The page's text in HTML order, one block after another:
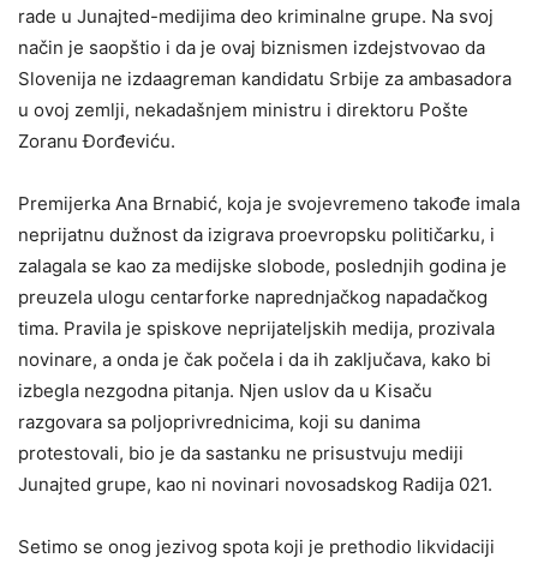
rade u Junajted-medijima deo kriminalne grupe. Na svoj
način je saopštio i da je ovaj biznismen izdejstvovao da
Slovenija ne izdaagreman kandidatu Srbije za ambasadora
u ovoj zemlji, nekadašnjem ministru i direktoru Pošte
Zoranu Đorđeviću.
Premijerka Ana Brnabić, koja je svojevremeno takođe imala
neprijatnu dužnost da izigrava proevropsku političarku, i
zalagala se kao za medijske slobode, poslednjih godina je
preuzela ulogu centarforke naprednjačkog napadačkog
tima. Pravila je spiskove neprijateljskih medija, prozivala
novinare, a onda je čak počela i da ih zaključava, kako bi
izbegla nezgodna pitanja. Njen uslov da u Kisaču
razgovara sa poljoprivrednicima, koji su danima
protestovali, bio je da sastanku ne prisustvuju mediji
Junajted grupe, kao ni novinari novosadskog Radija 021.
Setimo se onog jezivog spota koji je prethodio likvidaciji